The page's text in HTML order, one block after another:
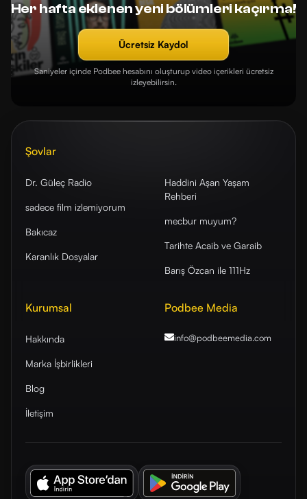
Her hafta eklenen yeni bölümleri kaçırma!
Ücretsiz Kaydol
Saniyeler içinde Podbee hesabını oluşturup video içerikleri ücretsiz
izleyebilirsin.
Şovlar
Dr. Güleç Radio
sadece film izlemiyorum
Bakıcaz
Karanlık Dosyalar
Haddini Aşan Yaşam
Rehberi
mecbur muyum?
Tarihte Acaib ve Garaib
Barış Özcan ile 111Hz
Kurumsal
Hakkında
Marka İşbirlikleri
Blog
İletişim
Podbee Media
info@podbeemedia.com